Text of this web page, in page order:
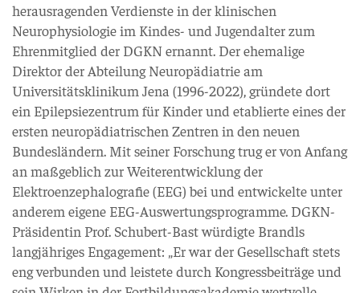
herausragenden Verdienste in der klinischen
Neurophysiologie im Kindes- und Jugendalter zum
Ehrenmitglied der DGKN ernannt. Der ehemalige
Direktor der Abteilung Neuropädiatrie am
Universitätsklinikum Jena (1996-2022), gründete dort
ein Epilepsiezentrum für Kinder und etablierte eines der
ersten neuropädiatrischen Zentren in den neuen
Bundesländern. Mit seiner Forschung trug er von Anfang
an maßgeblich zur Weiterentwicklung der
Elektroenzephalografie (EEG) bei und entwickelte unter
anderem eigene EEG-Auswertungsprogramme. DGKN-
Präsidentin Prof. Schubert-Bast würdigte Brandls
langjähriges Engagement: „Er war der Gesellschaft stets
eng verbunden und leistete durch Kongressbeiträge und